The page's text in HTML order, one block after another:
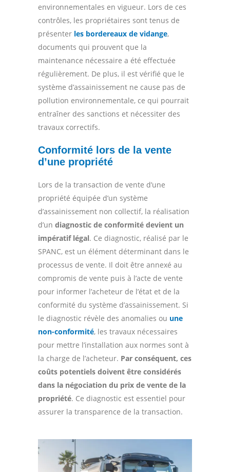
environnementales en vigueur. Lors de ces
contrôles, les propriétaires sont tenus de
présenter les bordereaux de vidange,
documents qui prouvent que la
maintenance nécessaire a été effectuée
régulièrement. De plus, il est vérifié que le
système d’assainissement ne cause pas de
pollution environnementale, ce qui pourrait
entraîner des sanctions et nécessiter des
travaux correctifs.
Conformité lors de la vente
d’une propriété
Lors de la transaction de vente d’une
propriété équipée d’un système
d’assainissement non collectif, la réalisation
d’un diagnostic de conformité devient un
impératif légal. Ce diagnostic, réalisé par le
SPANC, est un élément déterminant dans le
processus de vente. Il doit être annexé au
compromis de vente puis à l’acte de vente
pour informer l’acheteur de l’état et de la
conformité du système d’assainissement. Si
le diagnostic révèle des anomalies ou une
non-conformité, les travaux nécessaires
pour mettre l’installation aux normes sont à
la charge de l’acheteur. Par conséquent, ces
coûts potentiels doivent être considérés
dans la négociation du prix de vente de la
propriété. Ce diagnostic est essentiel pour
assurer la transparence de la transaction.